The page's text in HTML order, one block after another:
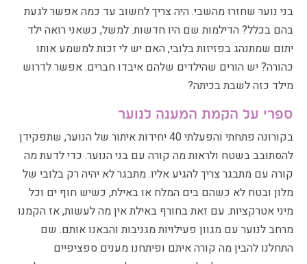
בני נוער שחזרו מהשבי. היה צריך לחשוב עד כמה אפשר לגעת
בהם בכלל? הדילמות שם היו חדשות. למשל, כשאני רואה ילד
יתום שמתנהג בפזיזות בלובי, האם יש לי זכות למשמע אותו
כהורה? יש הורים שהילדים שלהם איבדו חברים. אפשר לדרוש
מילד כזה לשבת בכיתה?
ספרי על הקמת המענה לנוער
בקורונה פתחתי והפעלתי 40 יחידות איתור של הנוער, שתפקידן
להסתובב בשטח ולראות מה קורה עם בני הנוער. כדי לדעת מה
קורה עם מתבגר צריך להגיע אליו. מתבגר לא יהיה רק בלובי של
מלון ובטח לא כשהם בים המלח או באילת, כשיש חוף ים וכל
מיני אטרקציות. עם זאת בחורף באילת אין מה לעשות, אז הקמנו
מרחב לנוער עם מגוון פעילויות מגניבות והבאנו אותם. שם
התחלנו להבין מה קורה איתם ופיתחנו מענים ספציפיים